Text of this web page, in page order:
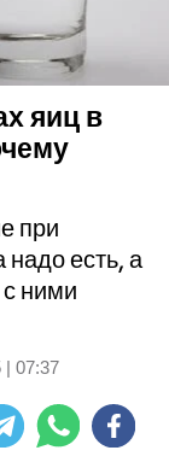
яиц в
при
надо есть, а
с ними
| 07:37